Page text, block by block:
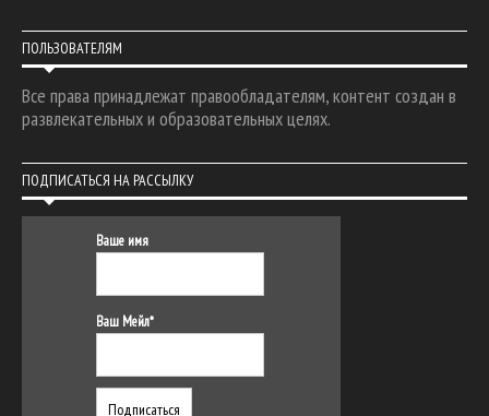
ПОЛЬЗОВАТЕЛЯМ
Все права принадлежат правообладателям, контент создан в
развлекательных и образовательных целях.
ПОДПИСАТЬСЯ НА РАССЫЛКУ
Ваше имя
Ваш Мейл*